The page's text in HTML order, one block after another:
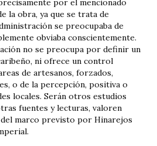
por el mencionado
la obra, ya que se trata de
se preocupaba de
obviaba conscientemente.
no se preocupa por definir un
ni ofrece un control
de artesanos, forzados,
o de la percepción, positiva o
locales. Serán otros estudios
fuentes y lecturas, valoren
marco previsto por Hinarejos